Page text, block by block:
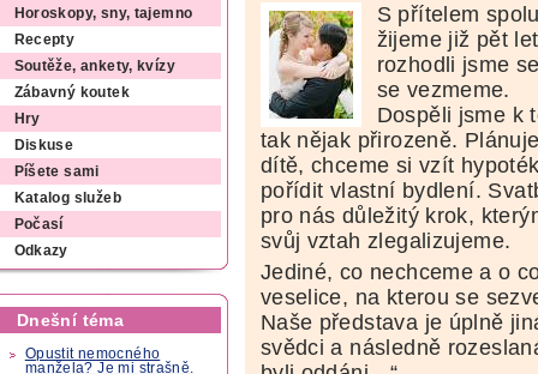
Horoskopy, sny, tajemno
Recepty
Soutěže, ankety, kvízy
Zábavný koutek
Hry
Diskuse
Píšete sami
Katalog služeb
Počasí
Odkazy
Dnešní téma
Opustit nemocného
manžela? Je mi strašně.
S přítelem
žijeme již pět
rozhodli jsme
se vezmeme.
Dospěli jsme k
tak nějak přirozeně.
dítě, chceme si vzít
pořídit vlastní bydlení.
pro nás důležitý krok,
svůj vztah zlegalizujeme.
Jediné, co nechceme a o
veselice, na kterou se
Naše představa je úplně
svědci a následně